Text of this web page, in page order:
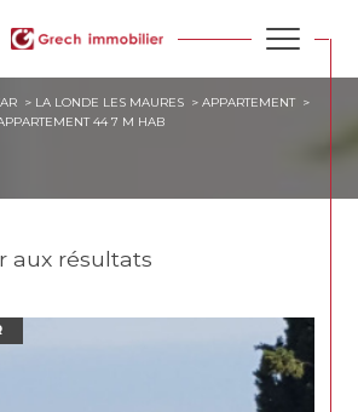
LA LONDE LES MAURES
APPARTEMENT
44 7 M HAB
aux résultats